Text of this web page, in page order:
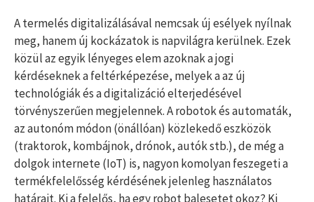
A termelés digitalizálásával nemcsak új esélyek nyílnak
meg, hanem új kockázatok is napvilágra kerülnek. Ezek
közül az egyik lényeges elem azoknak a jogi
kérdéseknek a feltérképezése, melyek a az új
technológiák és a digitalizáció elterjedésével
törvényszerűen megjelennek. A robotok és automaták,
az autonóm módon (önállóan) közlekedő eszközök
(traktorok, kombájnok, drónok, autók stb.), de még a
dolgok internete (IoT) is, nagyon komolyan feszegeti a
termékfelelősség kérdésének jelenleg használatos
határait. Ki a felelős, ha egy robot balesetet okoz? Ki